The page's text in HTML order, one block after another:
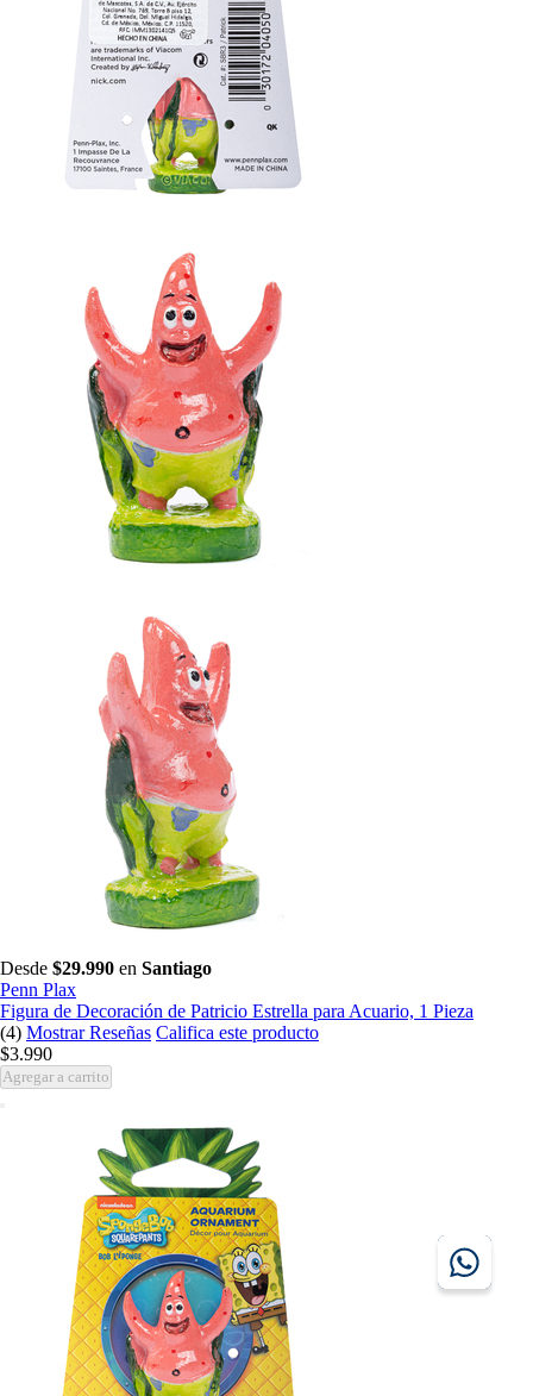
Desde $29.990 en Santiago
Penn Plax
Figura de Decoración de Patricio Estrella para Acuario, 1 Pieza
(4) Mostrar Reseñas Califica este producto
$3.990
Agregar a carrito